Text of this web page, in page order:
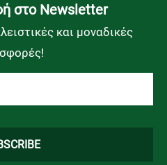
στο Newsletter
και μοναδικές